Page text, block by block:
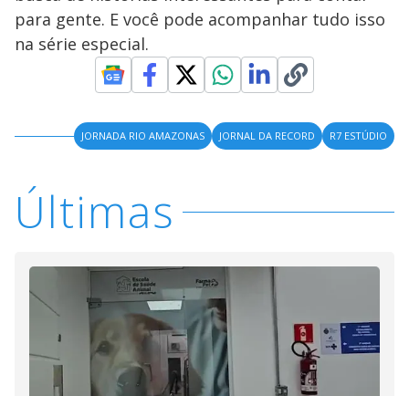
V
i
d
e
o
d
o
para gente. E você pode acompanhar tudo isso
na série especial.
JORNADA RIO AMAZONAS JORNAL DA RECORD R7 ESTÚDIO
Últimas